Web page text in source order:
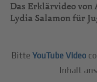
Das Erklärvideo
Lydia Salamon für
Bitte YouTube Video
Inhalt